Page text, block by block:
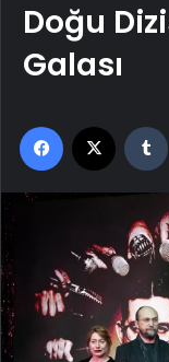
Doğu
Galası
Facebook